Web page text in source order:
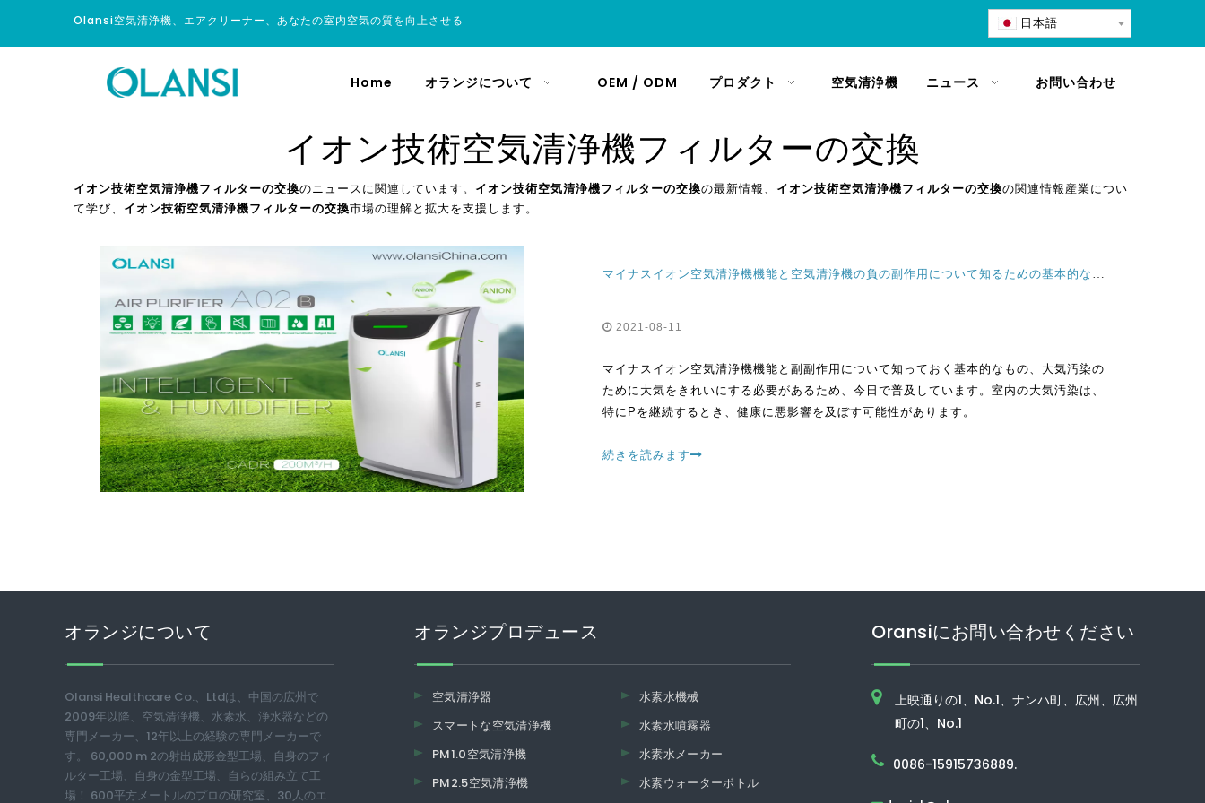
Olansi空気清浄機、エアクリーナー、あなたの室内空気の質を向上させる 日本語
Home オランジについて OEM / ODM プロダクト 空気清浄機 ニュース お問い合わせ
イオン技術空気清浄機フィルターの交換
イオン技術空気清浄機フィルターの交換のニュースに関連しています。 イオン技術空気清浄機フィルターの交換の最新情報、 イオン技術空気清浄機フィルターの交換の関連情報産業につい
て学び、 イオン技術空気清浄機フィルターの交換市場の理解と拡大を支援します。
マイナスイオン空気清浄機機能と空気清浄機の負の副作用について知るための基本的なもの
2021-08-11
マイナスイオン空気清浄機機能と副副作用について知っておく基本的なもの、大気汚染の
ために大気をきれいにする必要があるため、今日で普及しています。室内の大気汚染は、
特にPを継続するとき、健康に悪影響を及ぼす可能性があります。
続きを読みます
オランジについて
Olansi Healthcare Co.、Ltdは、中国の広州で
2009年以降、空気清浄機、水素水、浄水器などの
専門メーカー、12年以上の経験の専門メーカーで
す。 60,000 m 2の射出成形金型工場、自身のフィ
ルター工場、自身の金型工場、自らの組み立て工
場！ 600平方メートルのプロの研究室、30人のエ
オランジプロデュース
空気清浄器
スマートな空気清浄機
PM1.0空気清浄機
PM2.5空気清浄機
水素水機械
水素水噴霧器
水素水メーカー
水素ウォーターボトル
Oransiにお問い合わせください
上映通りの1、No.1、ナンハ町、広州、広州
町の1、No.1
0086-15915736889.